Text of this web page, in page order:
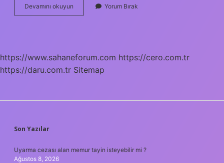
Devamını okuyun Ardahanın
Nüfusunun
Yorum Bırak
https://www.sahaneforum.com https://cero.com.tr
https://daru.com.tr Sitemap
SIDEBAR
Son Yazılar
Uyarma cezası alan memur tayin isteyebilir mi ?
Ağustos 8, 2026